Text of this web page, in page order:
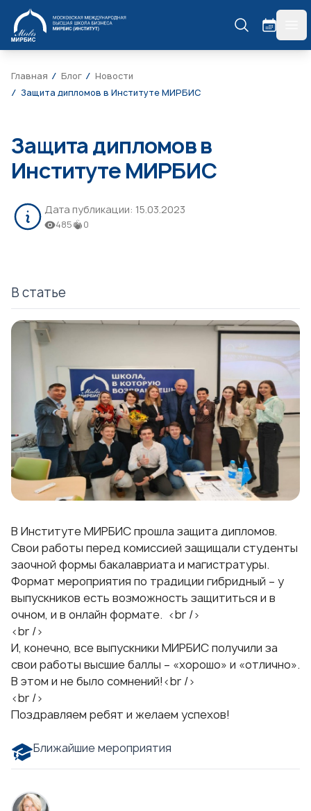
МИРБИС
Главная Блог
Новости
Защита дипломов в Институте МИРБИС
Защита дипломов в
Институте МИРБИС
Дата публикации: 15.03.2023
485 0
В статье
В Институте МИРБИС прошла защита дипломов.
Свои работы перед комиссией защищали студенты
заочной формы бакалавриата и магистратуры.
Формат мероприятия по традиции гибридный – у
выпускников есть возможность защититься и в
очном, и в онлайн формате. <br />
<br />
И, конечно, все выпускники МИРБИС получили за
свои работы высшие баллы – «хорошо» и «отлично».
В этом и не было сомнений!<br />
<br />
Поздравляем ребят и желаем успехов!
Ближайшие мероприятия